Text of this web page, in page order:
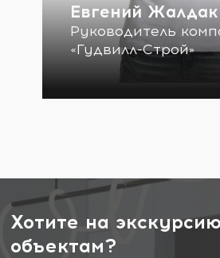
Евгений Жалдак
Руководитель
«Гудвилл-Строй»
Хотите на
объектам?